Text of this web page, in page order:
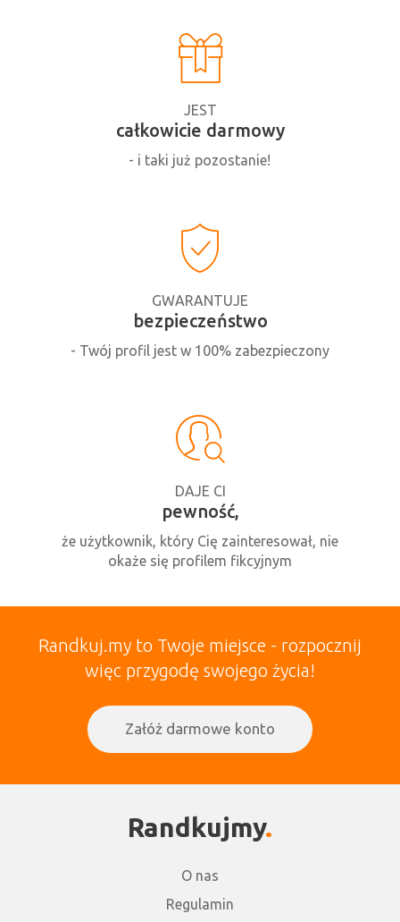
JEST
całkowicie darmowy
- i taki już pozostanie!
GWARANTUJE
bezpieczeństwo
- Twój profil jest w 100% zabezpieczony
DAJE CI
pewność,
że użytkownik, który Cię zainteresował, nie
okaże się profilem fikcyjnym
Randkuj.my to Twoje miejsce - rozpocznij
więc przygodę swojego życia!
Załóż darmowe konto
Randkujmy
O nas
Regulamin